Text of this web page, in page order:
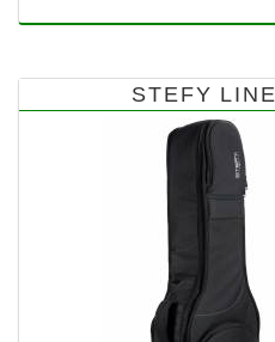
STEFY LINE